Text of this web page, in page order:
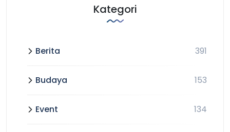
Kategori
Berita 391
Budaya 153
Event 134